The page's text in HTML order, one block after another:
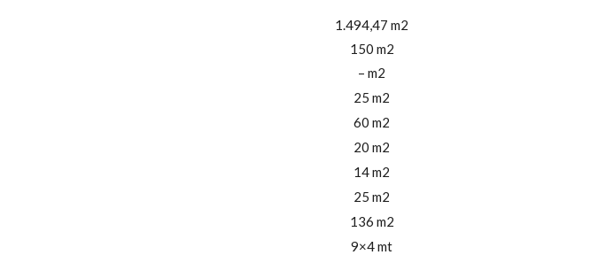
1.494,47 m2
150 m2
– m2
25 m2
60 m2
20 m2
14 m2
25 m2
136 m2
9×4 mt